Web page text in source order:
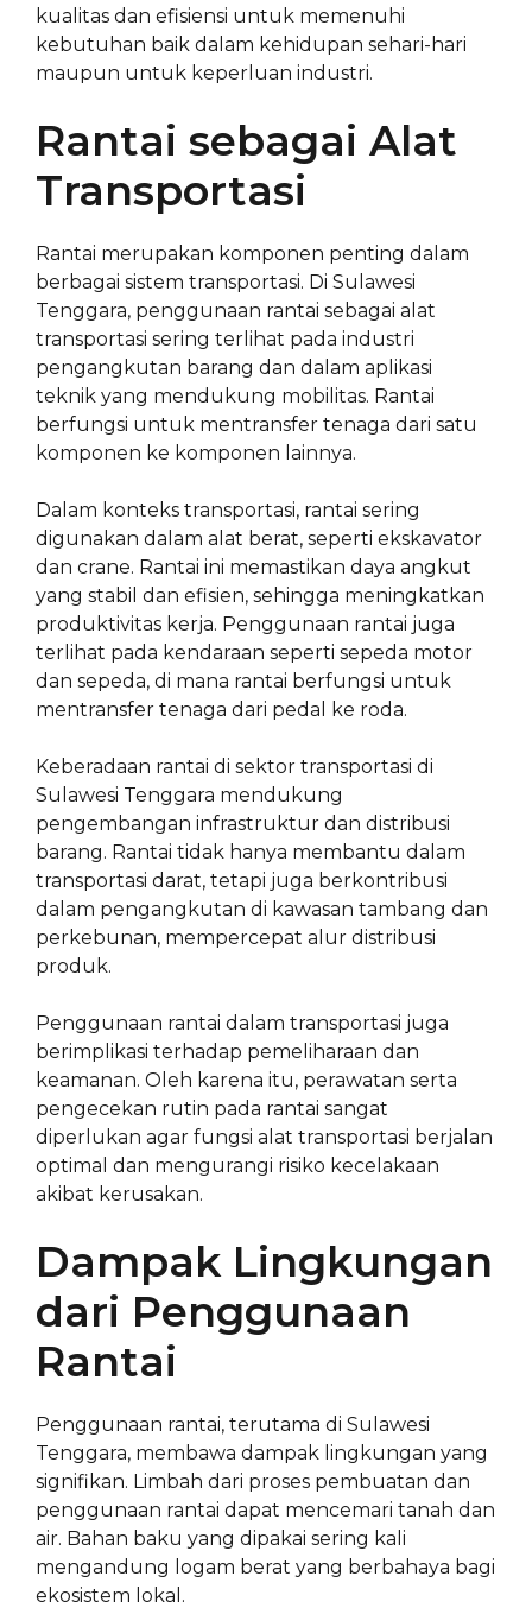
kualitas dan efisiensi untuk memenuhi
kebutuhan baik dalam kehidupan sehari-hari
maupun untuk keperluan industri.
Rantai sebagai Alat
Transportasi
Rantai merupakan komponen penting dalam
berbagai sistem transportasi. Di Sulawesi
Tenggara, penggunaan rantai sebagai alat
transportasi sering terlihat pada industri
pengangkutan barang dan dalam aplikasi
teknik yang mendukung mobilitas. Rantai
berfungsi untuk mentransfer tenaga dari satu
komponen ke komponen lainnya.
Dalam konteks transportasi, rantai sering
digunakan dalam alat berat, seperti ekskavator
dan crane. Rantai ini memastikan daya angkut
yang stabil dan efisien, sehingga meningkatkan
produktivitas kerja. Penggunaan rantai juga
terlihat pada kendaraan seperti sepeda motor
dan sepeda, di mana rantai berfungsi untuk
mentransfer tenaga dari pedal ke roda.
Keberadaan rantai di sektor transportasi di
Sulawesi Tenggara mendukung
pengembangan infrastruktur dan distribusi
barang. Rantai tidak hanya membantu dalam
transportasi darat, tetapi juga berkontribusi
dalam pengangkutan di kawasan tambang dan
perkebunan, mempercepat alur distribusi
produk.
Penggunaan rantai dalam transportasi juga
berimplikasi terhadap pemeliharaan dan
keamanan. Oleh karena itu, perawatan serta
pengecekan rutin pada rantai sangat
diperlukan agar fungsi alat transportasi berjalan
optimal dan mengurangi risiko kecelakaan
akibat kerusakan.
Dampak Lingkungan
dari Penggunaan
Rantai
Penggunaan rantai, terutama di Sulawesi
Tenggara, membawa dampak lingkungan yang
signifikan. Limbah dari proses pembuatan dan
penggunaan rantai dapat mencemari tanah dan
air. Bahan baku yang dipakai sering kali
mengandung logam berat yang berbahaya bagi
ekosistem lokal.